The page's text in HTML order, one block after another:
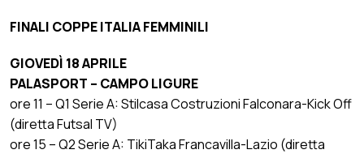
FINALI COPPE ITALIA FEMMINILI
GIOVEDÌ 18 APRILE
PALASPORT – CAMPO LIGURE
ore 11 – Q1 Serie A: Stilcasa Costruzioni Falconara-Kick Off
(diretta Futsal TV)
ore 15 – Q2 Serie A: TikiTaka Francavilla-Lazio (diretta